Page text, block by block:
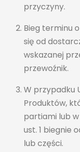
przyczyny.
Bieg terminu
się od
wskazanej
przewoźnik.
W przypadku
Produktów,
partiami lub
ust. 1 biegnie
lub części.